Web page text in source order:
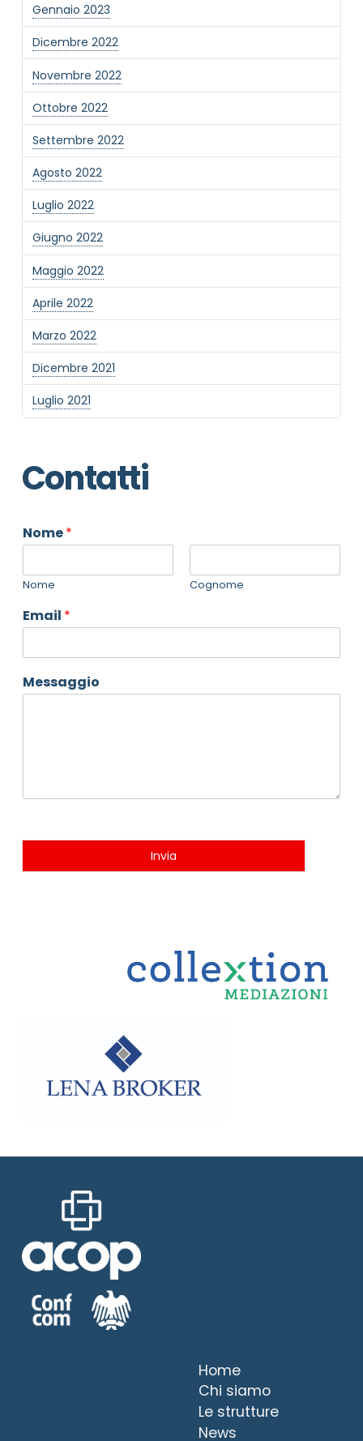
Gennaio 2023
Dicembre 2022
Novembre 2022
Ottobre 2022
Settembre 2022
Agosto 2022
Luglio 2022
Giugno 2022
Maggio 2022
Aprile 2022
Marzo 2022
Dicembre 2021
Luglio 2021
Contatti
Nome*
Nome Cognome
Email *
Messaggio
Invia
Home
Chi siamo
Le strutture
News